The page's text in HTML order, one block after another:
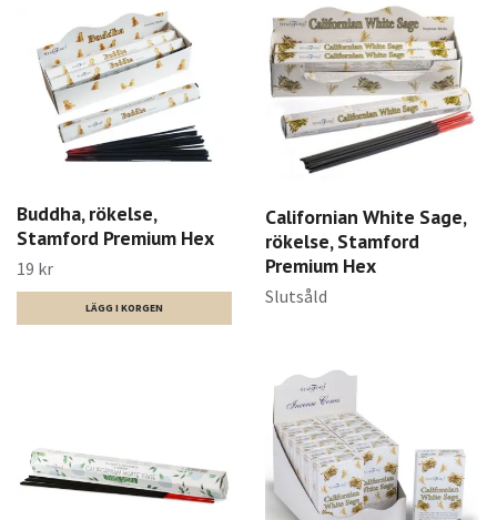
Buddha, rökelse,
Stamford Premium Hex
19 kr
Californian White Sage,
rökelse, Stamford
Premium Hex
Slutsåld